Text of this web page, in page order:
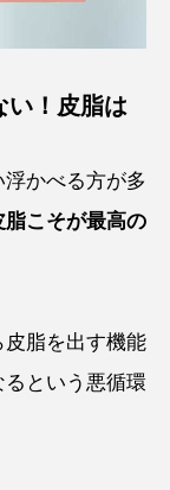
い！皮脂は
かべる方が多
こそが最高の
脂を出す機能
という悪循環